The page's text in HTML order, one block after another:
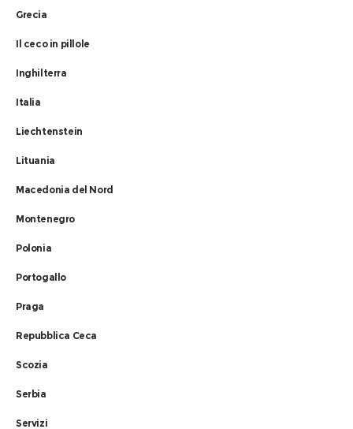
Grecia
Il ceco in pillole
Inghilterra
Italia
Liechtenstein
Lituania
Macedonia del Nord
Montenegro
Polonia
Portogallo
Praga
Repubblica Ceca
Scozia
Serbia
Servizi